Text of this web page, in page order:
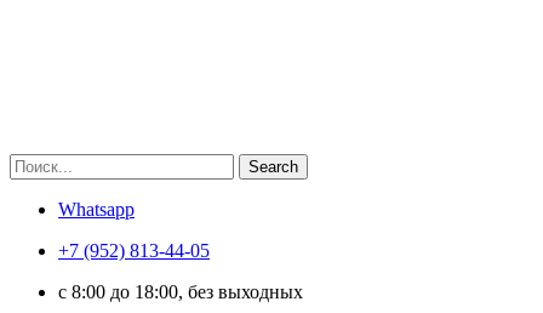
Search
Whatsapp
+7 (952) 813-44-05
c 8:00 до 18:00, без выходных